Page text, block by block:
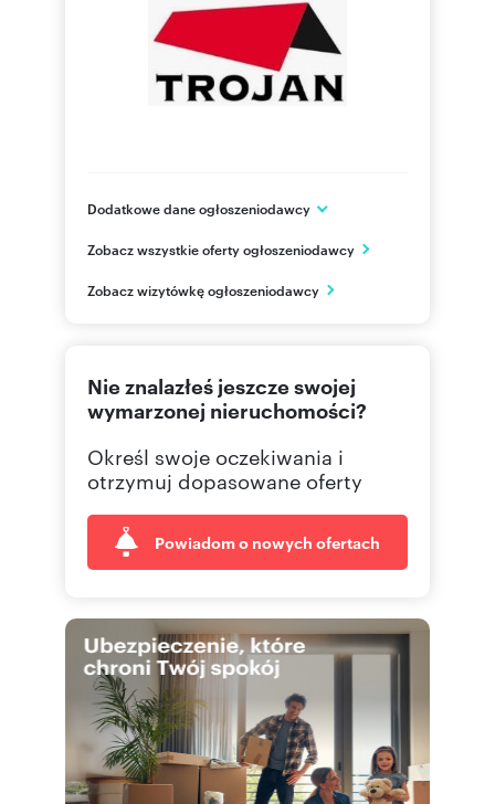
Dodatkowe dane ogłoszeniodawcy
Zabrze
PL
664-91 Pokaż telefon
Zobacz wszystkie oferty ogłoszeniodawcy
Zobacz wizytówkę ogłoszeniodawcy
Nie znalazłeś jeszcze swojej
wymarzonej nieruchomości?
Określ swoje oczekiwania i
otrzymuj dopasowane oferty
Powiadom o nowych ofertach